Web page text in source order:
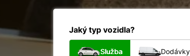
Jaký typ vozidla?
Služba